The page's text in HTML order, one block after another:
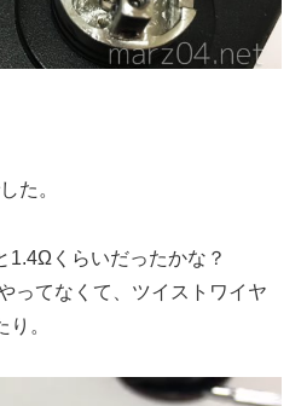
た。
1.4Ωくらいだったかな？
ってなくて、ツイストワイヤ
。